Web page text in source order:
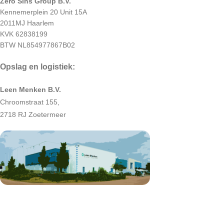
Kennemerplein 20 Unit 15A
2011MJ Haarlem
KVK 62838199
BTW NL854977867B02
Opslag en logistiek:
Leen Menken B.V.
Chroomstraat 155,
2718 RJ Zoetermeer